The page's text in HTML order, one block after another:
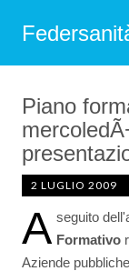
Piano
2 LUGLIO 2009
A seguito
Formativo
Aziende